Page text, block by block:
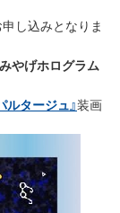
し込みとなりま
みやげホログラム
ルタージュ』装画